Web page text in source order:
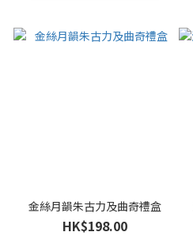
金絲月韻朱古力及曲奇禮盒
HK$198.00